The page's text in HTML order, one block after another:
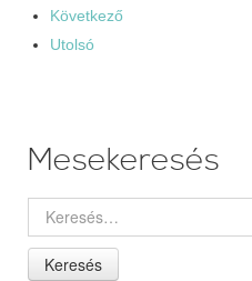
Következő
Utolsó
Mesekeresés
Keresés